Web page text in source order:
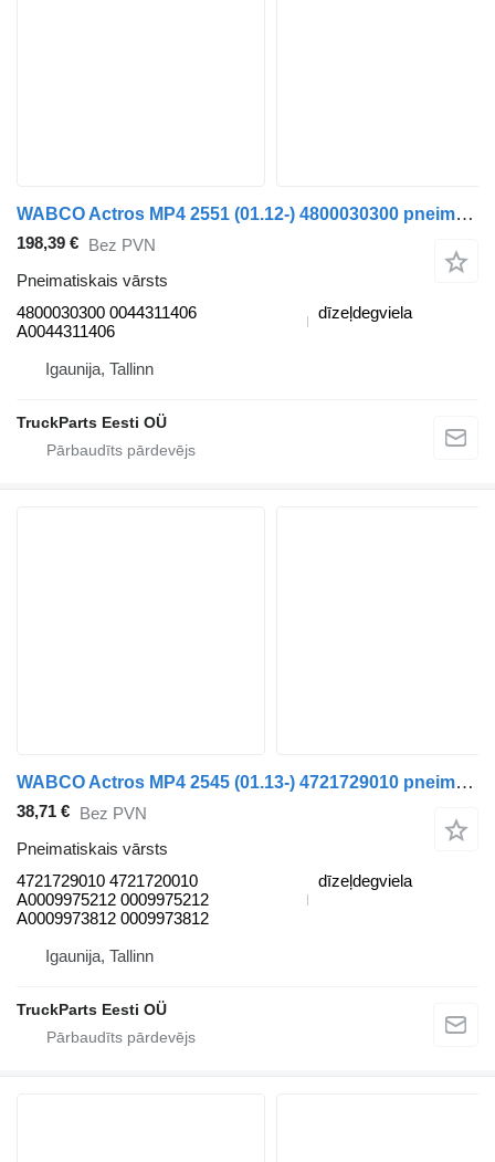
WABCO Actros MP4 2551 (01.12-) 4800030300 pneimatiskais vārsts paredzēts Mercedes-Benz Actros MP4 Antos Arocs (2012-) vilcēja
198,39 € Bez PVN
Pneimatiskais vārsts
4800030300 0044311406
A0044311406
dīzeļdegviela
Igaunija, Tallinn
TruckParts Eesti OÜ
WABCO Actros MP4 2545 (01.13-) 4721729010 pneimatiskais vārsts paredzēts Mercedes-Benz Actros MP4 Antos Arocs (2012-) vilcēja
38,71 € Bez PVN
Pneimatiskais vārsts
4721729010 4721720010
A0009975212 0009975212
A0009973812 0009973812
dīzeļdegviela
Igaunija, Tallinn
TruckParts Eesti OÜ